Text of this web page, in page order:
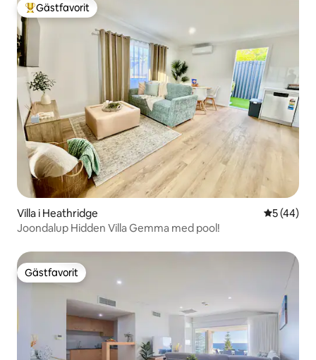
Populär gästfavorit
Gästfavorit
Villa i Heathridge 5 av 5 i
5 (44)
Joondalup Hidden Villa Gemma med pool!
Gästfavorit
Gästfavorit